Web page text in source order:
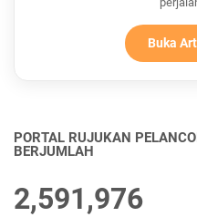
Buka
PORTAL RUJUKAN
BERJUMLAH
2,591,976